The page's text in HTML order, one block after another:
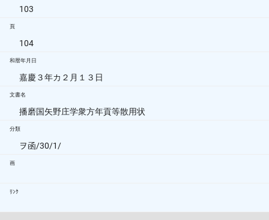
103
頁
104
和暦年月日
嘉慶３年カ２月１３日
文書名
播磨国矢野庄学衆方年貢等散用状
分類
ヲ函/30/1/
画
ﾘﾝｸ